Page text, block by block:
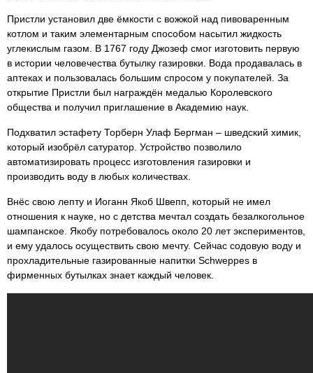
Пристли установил две ёмкости с вожжой над пивоваренным
котлом и таким элементарным способом насытил жидкость
углекислым газом. В 1767 году Джозеф смог изготовить первую
в истории человечества бутылку газировки. Вода продавалась в
аптеках и пользовалась большим спросом у покупателей. За
открытие Пристли был награждён медалью Королевского
общества и получил приглашение в Академию наук.
Подхватил эстафету Торберн Улаф Бергман – шведский химик,
который изобрёл сатуратор. Устройство позволило
автоматизировать процесс изготовления газировки и
производить воду в любых количествах.
Внёс свою лепту и Иоганн Якоб Швепп, который не имел
отношения к науке, но с детства мечтал создать безалкогольное
шампанское. Якобу потребовалось около 20 лет экспериментов,
и ему удалось осуществить свою мечту. Сейчас содовую воду и
прохладительные газированные напитки Schweppes в
фирменных бутылках знает каждый человек.